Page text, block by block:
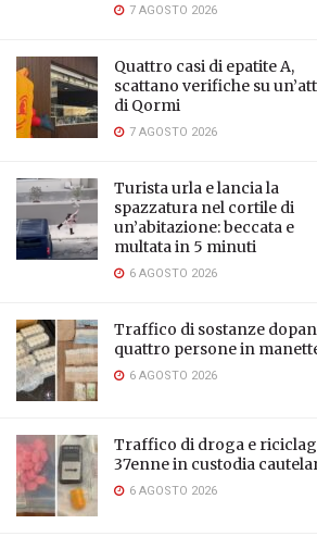
7 AGOSTO 2026
Quattro casi di epatite A,
scattano verifiche su
di Qormi
7 AGOSTO 2026
Turista urla e lancia la
spazzatura nel cortile di
un’abitazione: beccata e
multata in 5 minuti
6 AGOSTO 2026
Traffico di sostanze
quattro persone in
6 AGOSTO 2026
Traffico di droga e
37enne in custodia
6 AGOSTO 2026